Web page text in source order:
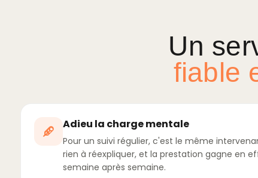
Un
fiable
Adieu la charge mentale
Pour un suivi régulier, c'est le même
rien à réexpliquer, et la prestation gagne en
semaine après semaine.